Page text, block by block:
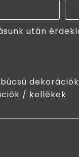
után
/ kellékek